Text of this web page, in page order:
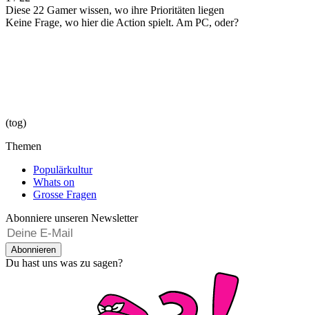
Diese 22 Gamer wissen, wo ihre Prioritäten liegen
Keine Frage, wo hier die Action spielt. Am PC, oder?
(tog)
Themen
Populärkultur
Whats on
Grosse Fragen
Abonniere unseren Newsletter
Abonnieren
Du hast uns was zu sagen?